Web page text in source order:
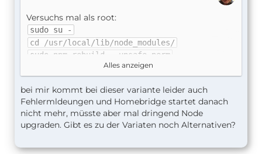
Versuchs mal als root:
sudo su -
cd /usr/local/lib/node_modules/
sudo npm rebuild --unsafe-perm
Vielleicht geht das besser.
Stefan
Alles anzeigen
bei mir kommt bei dieser variante leider auch
Fehlermldeungen und Homebridge startet danach
nicht mehr, müsste aber mal dringend Node
upgraden. Gibt es zu der Variaten noch Alternativen?